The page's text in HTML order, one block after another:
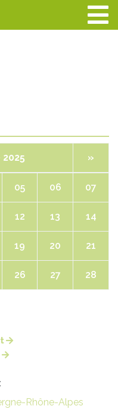
»
05 06 07
12 13 14
19 20 21
26 27 28
Rhône-Alpes